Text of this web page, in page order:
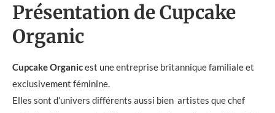
Présentation de Cupcake
Organic
Cupcake Organicest une entreprise britannique familiale et
exclusivement féminine.
Elles sont d’univers différents aussi bien artistes que chef